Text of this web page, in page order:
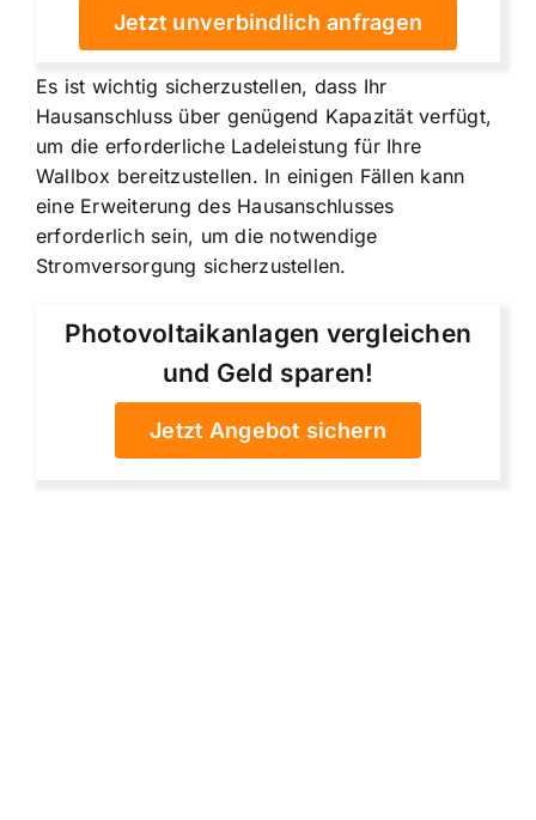
Jetzt unverbindlich anfragen
Es ist wichtig sicherzustellen, dass Ihr
Hausanschluss über genügend Kapazität verfügt,
um die erforderliche Ladeleistung für Ihre
Wallbox bereitzustellen. In einigen Fällen kann
eine Erweiterung des Hausanschlusses
erforderlich sein, um die notwendige
Stromversorgung sicherzustellen.
Photovoltaikanlagen vergleichen
und Geld sparen!
Jetzt Angebot sichern